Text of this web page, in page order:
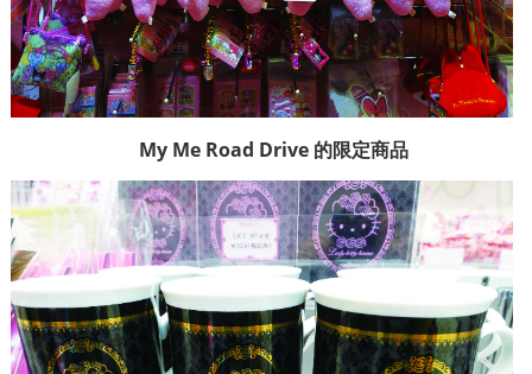
My Me Road Drive 的限定商品